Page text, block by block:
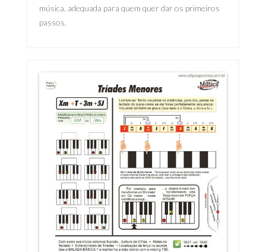
música, adequada para quem quer dar os primeiros
passos.